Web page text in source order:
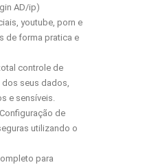
AD/ip)
youtube, porn e
de forma pratica e
controle de
seus dados,
e sensíveis.
de
utilizando o
para